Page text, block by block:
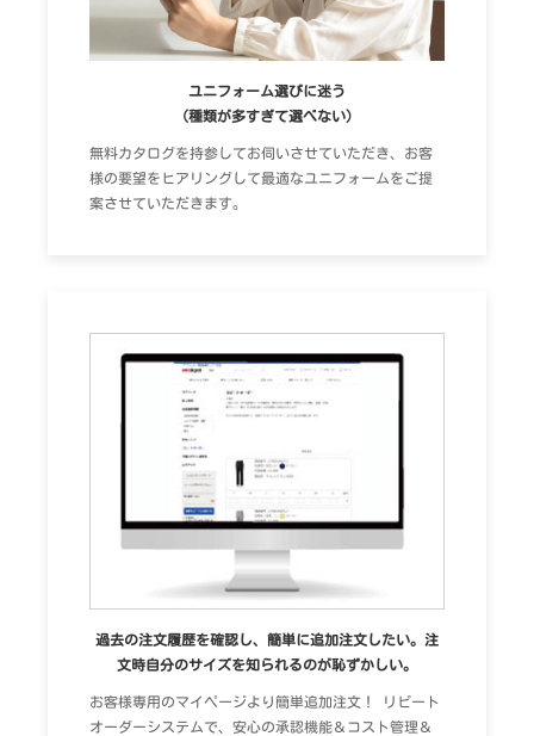
ユニフォーム選びに迷う
（種類が多すぎて選べない）
無料カタログを持参してお伺いさせていただき、お客
様の要望をヒアリングして最適なユニフォームをご提
案させていただきます。
過去の注文履歴を確認し、簡単に追加注文したい。注
文時自分のサイズを知られるのが恥ずかしい。
お客様専用のマイページより簡単追加注文！ リピート
オーダーシステムで、安心の承認機能＆コスト管理＆